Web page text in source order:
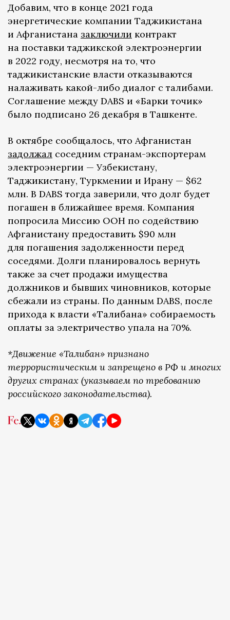
Добавим, что в конце 2021 года
энергетические компании Таджикистана
и Афганистана заключили контракт
на поставки таджикской электроэнергии
в 2022 году, несмотря на то, что
таджикистанские власти отказываются
налаживать какой-либо диалог с талибами.
Соглашение между DABS и «Барки точик»
было подписано 26 декабря в Ташкенте.
В октябре сообщалось, что Афганистан
задолжал соседним странам-экспортерам
электроэнергии — Узбекистану,
Таджикистану, Туркмении и Ирану — $62
млн. В DABS тогда заверили, что долг будет
погашен в ближайшее время. Компания
попросила Миссию ООН по содействию
Афганистану предоставить $90 млн
для погашения задолженности перед
соседями. Долги планировалось вернуть
также за счет продажи имущества
должников и бывших чиновников, которые
сбежали из страны. По данным DABS, после
прихода к власти «Талибана» собираемость
оплаты за электричество упала на 70%.
*Движение «Талибан» признано
террористическим и запрещено в РФ и многих
других странах (указываем по требованию
российского законодательства).